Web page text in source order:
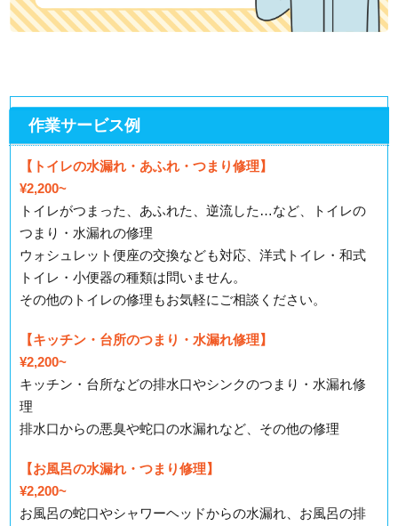
作業サービス例
【トイレの水漏れ・あふれ・つまり修理】
¥2,200~
トイレがつまった、あふれた、逆流した…など、トイレの
つまり・水漏れの修理
ウォシュレット便座の交換なども対応、洋式トイレ・和式
トイレ・小便器の種類は問いません。
その他のトイレの修理もお気軽にご相談ください。
【キッチン・台所のつまり・水漏れ修理】
¥2,200~
キッチン・台所などの排水口やシンクのつまり・水漏れ修
理
排水口からの悪臭や蛇口の水漏れなど、その他の修理
【お風呂の水漏れ・つまり修理】
¥2,200~
お風呂の蛇口やシャワーヘッドからの水漏れ、お風呂の排